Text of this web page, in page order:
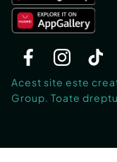
Acest site este
Group. Toate